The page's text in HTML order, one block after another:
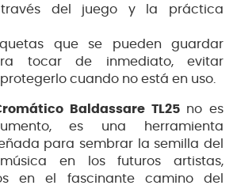
del juego y la práctica
que se pueden guardar
tocar de inmediato, evitar
cuando no está en uso.
Baldassare TL25no es
es una herramienta
para sembrar la semilla del
en los futuros artistas,
en el fascinante camino del